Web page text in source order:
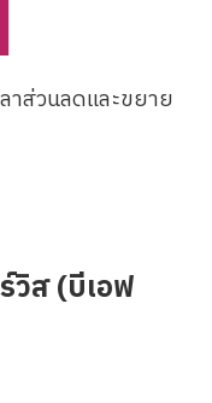
าส่วนลดและขยาย
วิส (บีเอฟ